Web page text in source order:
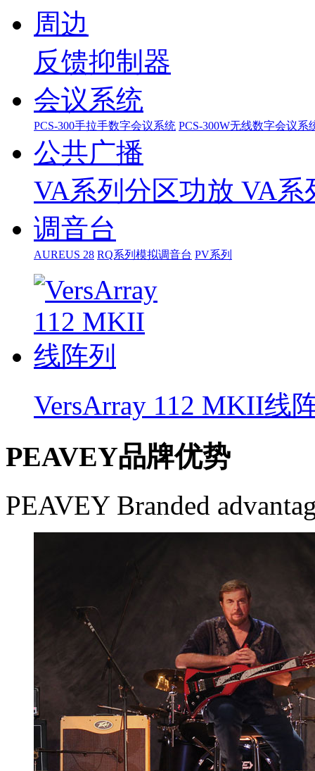
周边
反馈抑制器
会议系统
PCS-300手拉手数字会议系统 PCS-300W无线数字会议系
公共广播
VA系列分区功放 VA系
调音台
AUREUS 28 RQ系列模拟调音台 PV系列
VersArray 112 MKII线
PEAVEY品牌优势
PEAVEY Branded